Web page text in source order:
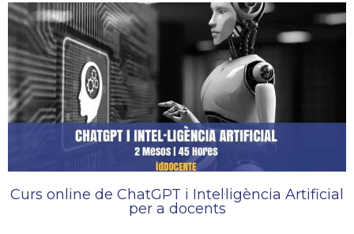
Curs online de ChatGPT i Intel·ligència Artificial
per a docents